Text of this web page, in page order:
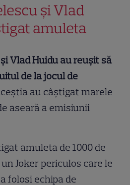
și Vlad
amuleta
Vlad Huidu au reușit să
de la jocul de
au câștigat marele
aseară a emisiunii
amuleta de 1000 de
Joker periculos care le
folosi echipa de